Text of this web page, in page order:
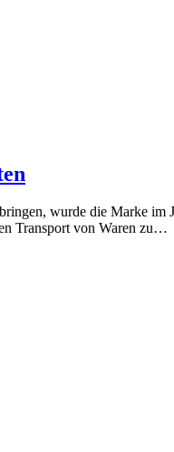
wurde die Marke im
Transport von Waren zu…